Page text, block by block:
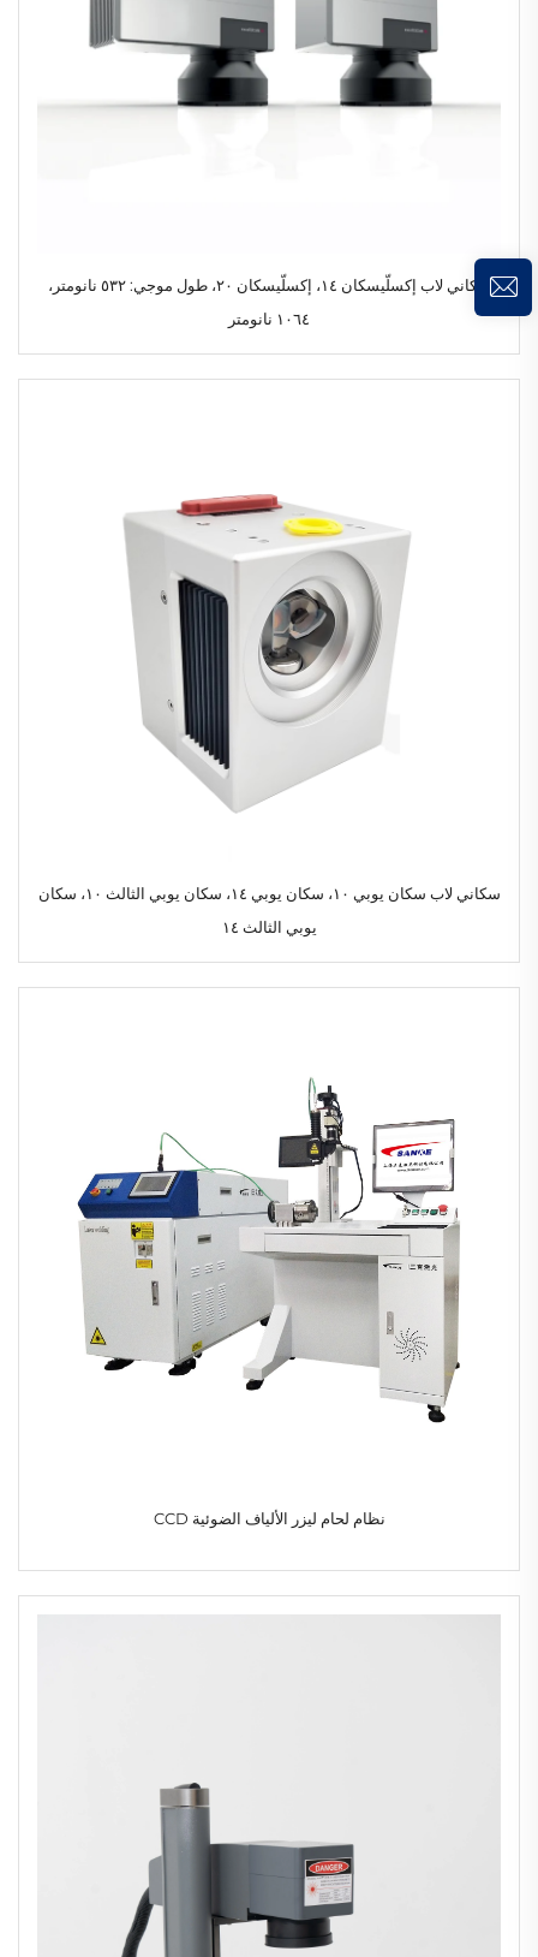
سكاني لاب إكسلّيسكان ١٤، إكسلّيسكان ٢٠، طول موجي: ٥٣٢ نانومتر،
١٠٦٤ نانومتر
سكاني لاب سكان يوبي ١٠، سكان يوبي ١٤، سكان يوبي الثالث ١٠، سكان
يوبي الثالث ١٤
نظام لحام ليزر الألياف الضوئية CCD